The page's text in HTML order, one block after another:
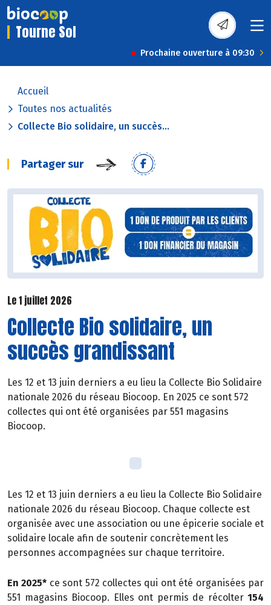
Tourne Sol
Prochaine ouverture à 09:30
Accueil
Toutes nos actualités
Collecte Bio solidaire, un succès...
Partager sur
Le 1 juillet 2026
Collecte Bio solidaire, un
succès grandissant
Les 12 et 13 juin derniers a eu lieu la Collecte Bio Solidaire
nationale 2026 du réseau Biocoop. En 2025 ce sont 572
collectes qui ont été organisées par 551 magasins
Biocoop.
Les 12 et 13 juin derniers a eu lieu la Collecte Bio Solidaire
nationale 2026 du réseau Biocoop. Chaque collecte est
organisée avec une association ou une épicerie sociale et
solidaire locale afin de soutenir concrètement les
personnes accompagnées sur chaque territoire.
En 2025* ce sont 572 collectes qui ont été organisées par
551 magasins Biocoop. Elles ont permis de récolter 154